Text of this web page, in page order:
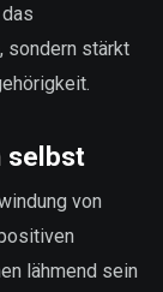
sondern stärkt
selbst
von
lähmend sein